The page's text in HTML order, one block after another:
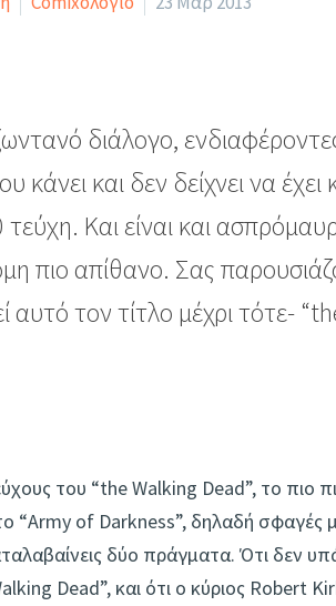
διάλογο,
και δεν δείχνει να έχει
Και είναι και
πιο απίθανο. Σας
αυτό τον τίτλο μέχρι τότε-
του “the Walking Dead”, το πιο
“Army of Darkness”, δηλαδή σφαγές
δύο πράγματα. Ότι δεν
Dead”, και ότι ο κύριος Robert